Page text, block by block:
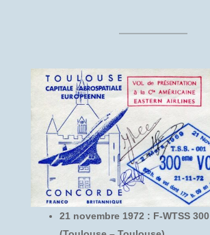
21 novembre 1972 : F-WTSS 300